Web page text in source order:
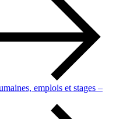
emplois et stages –